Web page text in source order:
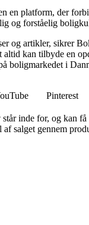
platform, der
og forståelig
og artikler, sikrer
altid kan tilbyde en
boligmarkedet i
Pinterest
inde for, og kan
salget gennem